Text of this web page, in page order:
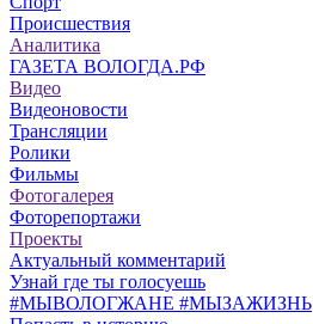
Происшествия
Аналитика
ГАЗЕТА ВОЛОГДА.РФ
Видео
Видеоновости
Трансляции
Ролики
Фильмы
Фотогалерея
Фоторепортажи
Проекты
Актуальный комментарий
Узнай где ты голосуешь
#МЫВОЛОГЖАНЕ #МЫЗАЖИЗНЬ